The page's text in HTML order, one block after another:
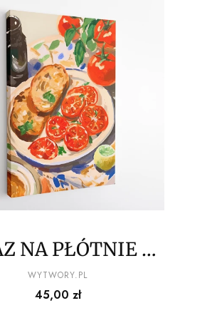
NA PŁÓTNIE La
Vita - Bruschetta
ze świeżymi
PRODUCENT
WYTWORY.PL
Cena
45,00 zł